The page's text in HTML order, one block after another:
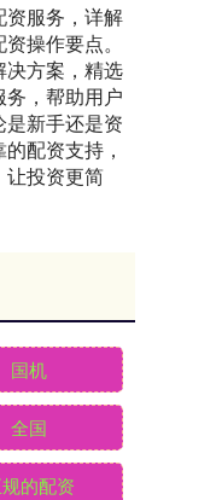
资服务，详解
操作要点。
决方案，精选
，帮助用户
新手还是资
配资支持，
让投资更简
国机
全国
的配资